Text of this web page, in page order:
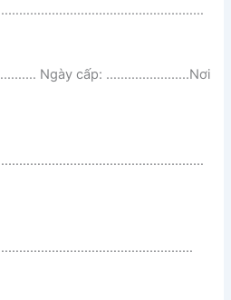
Ngày cấp: …………………..Nơi